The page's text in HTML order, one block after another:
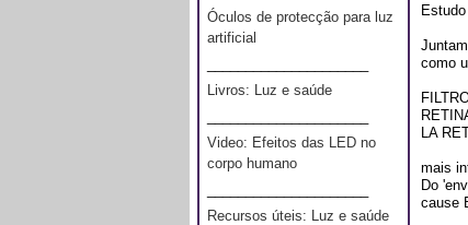
Óculos de protecção para luz
artificial
Livros: Luz e saúde
Video: Efeitos das LED no
corpo humano
Recursos úteis: Luz e saúde
como
LA
mais
Do
cause